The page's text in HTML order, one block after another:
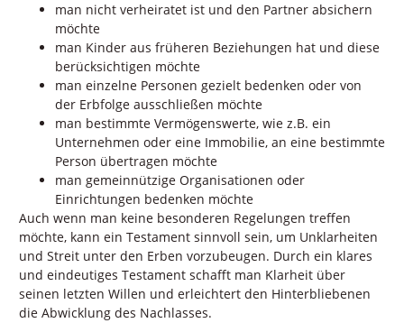
man nicht verheiratet ist und den Partner absichern
möchte
man Kinder aus früheren Beziehungen hat und diese
berücksichtigen möchte
man einzelne Personen gezielt bedenken oder von
der Erbfolge ausschließen möchte
man bestimmte Vermögenswerte, wie z.B. ein
Unternehmen oder eine Immobilie, an eine bestimmte
Person übertragen möchte
man gemeinnützige Organisationen oder
Einrichtungen bedenken möchte
Auch wenn man keine besonderen Regelungen treffen
möchte, kann ein Testament sinnvoll sein, um Unklarheiten
und Streit unter den Erben vorzubeugen. Durch ein klares
und eindeutiges Testament schafft man Klarheit über
seinen letzten Willen und erleichtert den Hinterbliebenen
die Abwicklung des Nachlasses.